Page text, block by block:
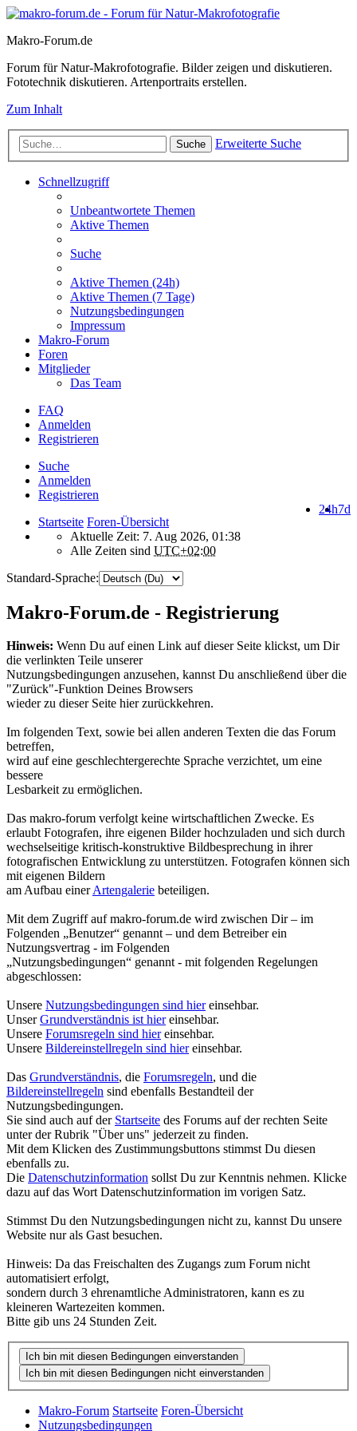
Makro-Forum.de
Forum für Natur-Makrofotografie. Bilder zeigen und diskutieren.
Fototechnik diskutieren. Artenportraits erstellen.
Zum Inhalt
Suche Erweiterte Suche
Schnellzugriff
Unbeantwortete Themen
Aktive Themen
Suche
Aktive Themen (24h)
Aktive Themen (7 Tage)
Nutzungsbedingungen
Impressum
Makro-Forum
Foren
Mitglieder
Das Team
FAQ
Anmelden
Registrieren
Suche
Anmelden
Registrieren
7d
24h
Startseite Foren-Übersicht
Aktuelle Zeit: 7. Aug 2026, 01:38
Alle Zeiten sind UTC+02:00
Standard-Sprache:
Makro-Forum.de - Registrierung
Hinweis: Wenn Du auf einen Link auf dieser Seite klickst, um Dir
die verlinkten Teile unserer
Nutzungsbedingungen anzusehen, kannst Du anschließend über die
"Zurück"-Funktion Deines Browsers
wieder zu dieser Seite hier zurückkehren.
Im folgenden Text, sowie bei allen anderen Texten die das Forum
betreffen,
wird auf eine geschlechtergerechte Sprache verzichtet, um eine
bessere
Lesbarkeit zu ermöglichen.
Das makro-forum verfolgt keine wirtschaftlichen Zwecke. Es
erlaubt Fotografen, ihre eigenen Bilder hochzuladen und sich durch
wechselseitige kritisch-konstruktive Bildbesprechung in ihrer
fotografischen Entwicklung zu unterstützen. Fotografen können sich
mit eigenen Bildern
am Aufbau einerArtengalerie beteiligen.
Mit dem Zugriff auf makro-forum.de wird zwischen Dir – im
Folgenden „Benutzer“ genannt – und dem Betreiber ein
Nutzungsvertrag - im Folgenden
„Nutzungsbedingungen“ genannt - mit folgenden Regelungen
abgeschlossen:
Unsere Nutzungsbedingungen sind hiereinsehbar.
UnserGrundverständnis ist hiereinsehbar.
Unsere Forumsregeln sind hiereinsehbar.
Unsere Bildereinstellregeln sind hiereinsehbar.
Das Grundverständnis, die Forumsregeln, und die
Bildereinstellregeln sind ebenfalls Bestandteil der
Nutzungsbedingungen.
Sie sind auch auf der Startseite des Forums auf der rechten Seite
unter der Rubrik "Über uns" jederzeit zu finden.
Mit dem Klicken des Zustimmungsbuttons stimmst Du diesen
ebenfalls zu.
Die Datenschutzinformation sollst Du zur Kenntnis nehmen. Klicke
dazu auf das Wort Datenschutzinformation im vorigen Satz.
Stimmst Du den Nutzungsbedingungen nicht zu, kannst Du unsere
Website nur als Gast besuchen.
Hinweis: Da das Freischalten des Zugangs zum Forum nicht
automatisiert erfolgt,
sondern durch 3 ehrenamtliche Administratoren, kann es zu
kleineren Wartezeiten kommen.
Bitte gib uns 24 Stunden Zeit.
Makro-Forum Startseite Foren-Übersicht
Nutzungsbedingungen